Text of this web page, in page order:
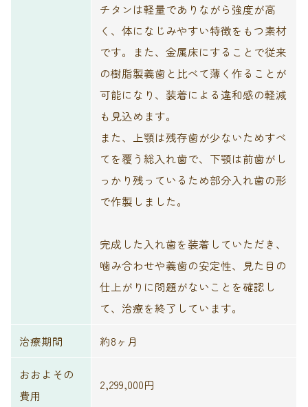
チタンは軽量でありながら強度が高
く、体になじみやすい特徴をもつ素材
です。また、金属床にすることで従来
の樹脂製義歯と比べて薄く作ることが
可能になり、装着による違和感の軽減
も見込めます。
また、上顎は残存歯が少ないためすべ
てを覆う総入れ歯で、下顎は前歯がし
っかり残っているため部分入れ歯の形
で作製しました。
完成した入れ歯を装着していただき、
噛み合わせや義歯の安定性、見た目の
仕上がりに問題がないことを確認し
て、治療を終了しています。
治療期間 約8ヶ月
おおよその
費用
2,299,000円